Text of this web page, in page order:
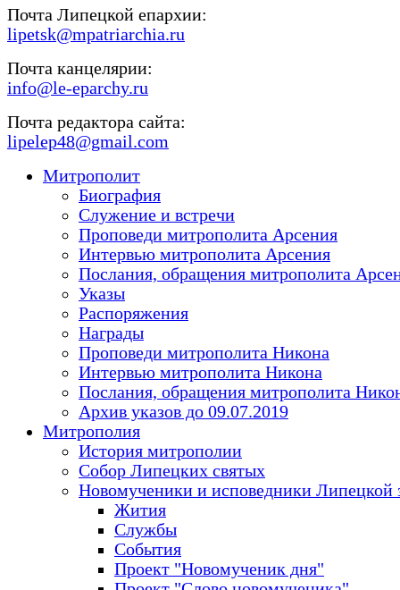
Почта Липецкой епархии:
lipetsk@mpatriarchia.ru
Почта канцелярии:
info@le-eparchy.ru
Почта редактора сайта:
lipelep48@gmail.com
Митрополит
Биография
Служение и встречи
Проповеди митрополита Арсения
Интервью митрополита Арсения
Послания, обращения митрополита
Указы
Распоряжения
Награды
Проповеди митрополита Никона
Интервью митрополита Никона
Послания, обращения митрополита
Архив указов до 09.07.2019
Митрополия
История митрополии
Собор Липецких святых
Новомученики и исповедники Липецкой
Жития
Службы
События
Проект "Новомученик дня"